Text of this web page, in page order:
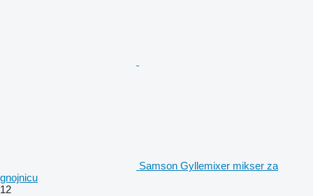
Samson Gyllemixer mikser za
gnojnicu
12